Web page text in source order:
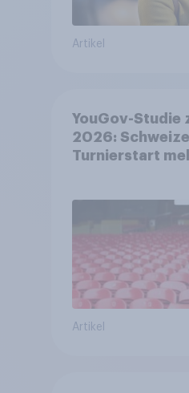
Artikel
YouGov-Studie
2026:
Turnierstart
Artikel